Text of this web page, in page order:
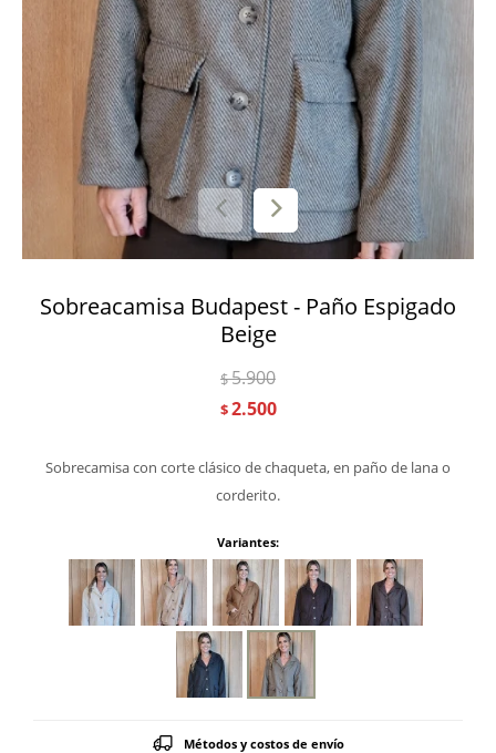
Sobreacamisa Budapest - Paño Espigado
Beige
$2.500
$5.900
Sobrecamisa con corte clásico de chaqueta, en paño de lana o
corderito.
Variantes:
Métodos y costos de envío